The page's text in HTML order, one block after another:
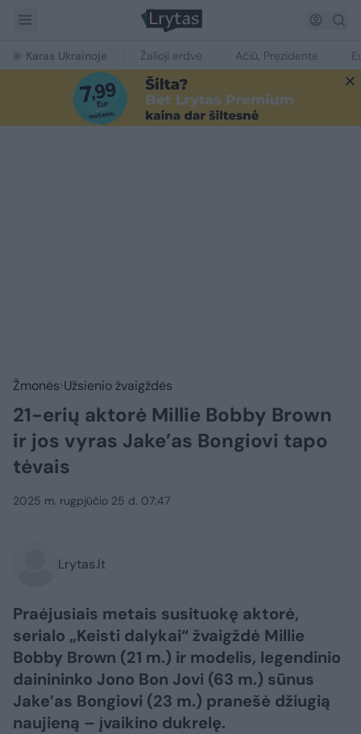
Karas Ukrainoje Žalioji erdvė Ačiū, Prezidente
Žmonės Užsienio žvaigždės
21-erių aktorė Millie Bobby Brown
ir jos vyras Jake’as Bongiovi tapo
tėvais
2025 m. rugpjūčio 25 d. 07:47
Lrytas.lt
Praėjusiais metais susituokę aktorė,
serialo „Keisti dalykai“ žvaigždė Millie
Bobby Brown (21 m.) ir modelis, legendinio
dainininko Jono Bon Jovi (63 m.) sūnus
Jake’as Bongiovi (23 m.) pranešė džiugią
naujieną – įvaikino dukrelę.